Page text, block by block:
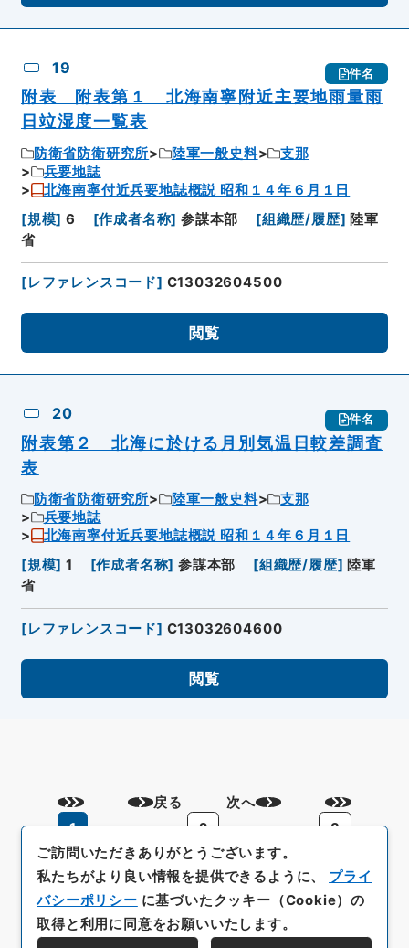
19 件名
附表 附表第１ 北海南寧附近主要地雨量雨
日竝湿度一覧表
防衛省防衛研究所 陸軍一般史料
支那
兵要地誌
北海南寧付近兵要地誌概説 昭和１４年６月１日
[規模] 6 [作成者名称] 参謀本部 [組織歴/履歴] 陸軍
省
[レファレンスコード] C13032604500
閲覧
20 件名
附表第２ 北海に於ける月別気温日較差調査
表
防衛省防衛研究所 陸軍一般史料
支那
兵要地誌
北海南寧付近兵要地誌概説 昭和１４年６月１日
[規模] 1 [作成者名称] 参謀本部 [組織歴/履歴] 陸軍
省
[レファレンスコード] C13032604600
閲覧
戻る
1
2 3
次へ
ご訪問いただきありがとうございます。
私たちがより良い情報を提供できるように、 プライ
バシーポリシー に基づいたクッキー（Cookie）の
取得と利用に同意をお願いいたします。